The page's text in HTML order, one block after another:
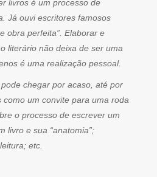
livros é um processo de
Já ouvi escritores famosos
obra perfeita”. Elaborar e
literário não deixa de ser uma
é uma realização pessoal.
chegar por acaso, até por
como um convite para uma roda
o processo de escrever um
livro e sua “anatomia”;
etc.